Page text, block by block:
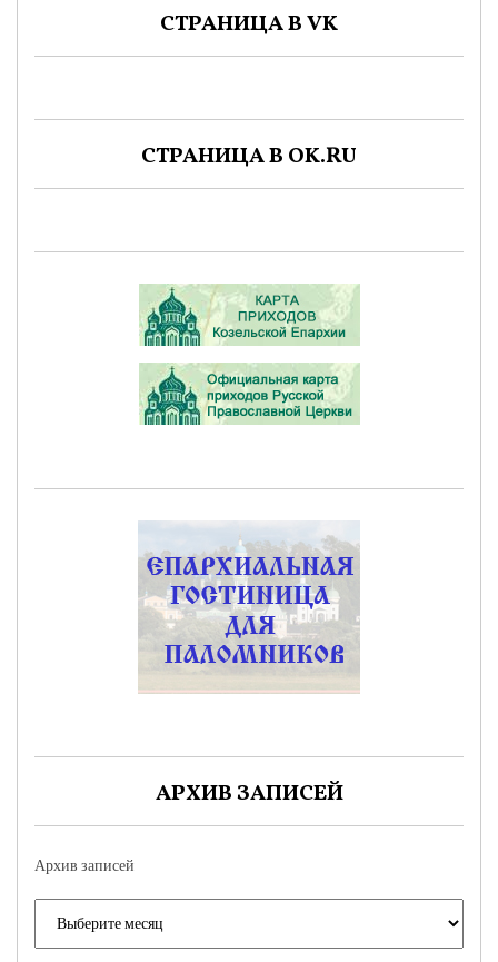
СТРАНИЦА В VK
СТРАНИЦА В OK.RU
АРХИВ ЗАПИСЕЙ
Архив записей